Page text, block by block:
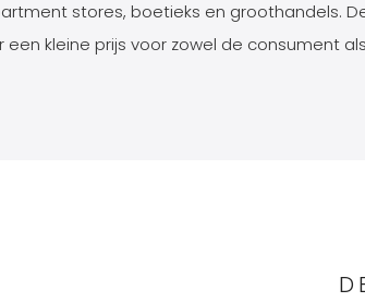
stores, boetieks en groothandels.
een kleine prijs voor zowel de consument